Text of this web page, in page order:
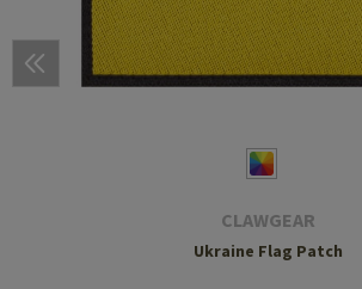
CLAWGEAR
Ukraine Flag Patch